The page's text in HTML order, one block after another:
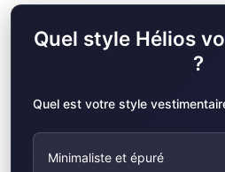
Quel style Hélios
?
Quel est votre style
Minimaliste et épuré